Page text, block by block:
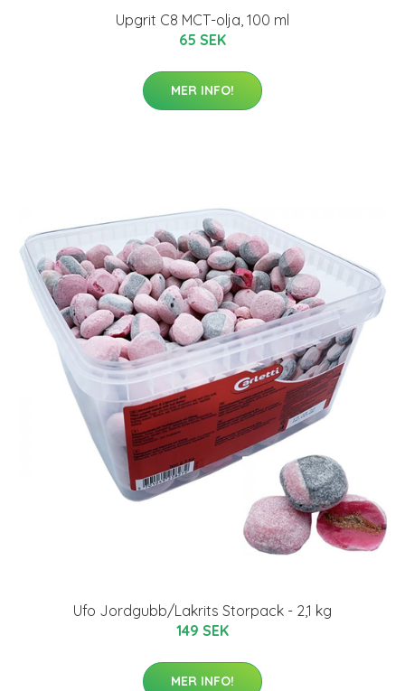
Upgrit C8 MCT-olja, 100 ml
65 SEK
MER INFO!
Ufo Jordgubb/Lakrits Storpack - 2,1 kg
149 SEK
MER INFO!